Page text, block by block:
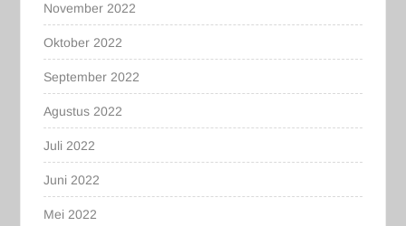
November 2022
Oktober 2022
September 2022
Agustus 2022
Juli 2022
Juni 2022
Mei 2022